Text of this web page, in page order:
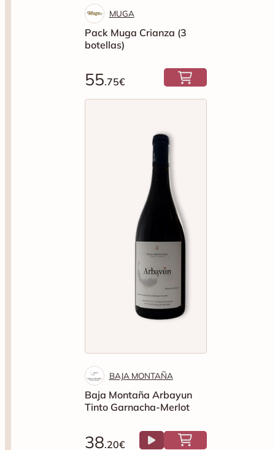
MUGA
Pack Muga Crianza (3
botellas)
55.75€
BAJA MONTAÑA
Baja Montaña Arbayun
Tinto Garnacha-Merlot
38.20€